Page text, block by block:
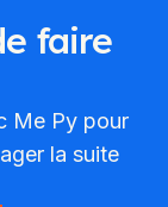
faire
Me Py pour
la suite